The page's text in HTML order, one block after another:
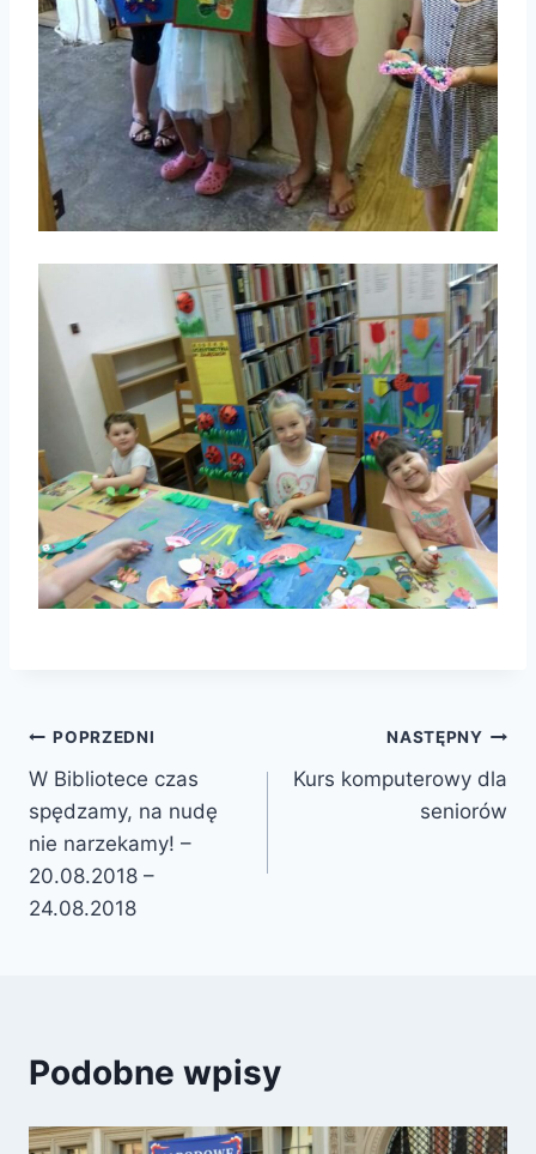
Nawigacja
wpisu
POPRZEDNI
W Bibliotece czas
spędzamy, na nudę
nie narzekamy! –
20.08.2018 –
24.08.2018
NASTĘPNY
Kurs komputerowy dla
seniorów
Podobne wpisy